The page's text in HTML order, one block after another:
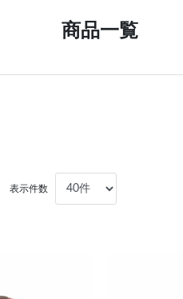
商品一覧
表示件数